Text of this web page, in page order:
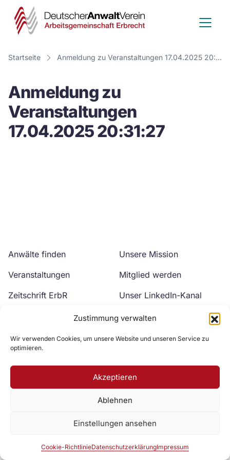
Zustimmung verwalten
Wir verwenden Cookies, um unsere Website und unseren Service zu
optimieren.
Akzeptieren
Ablehnen
Einstellungen ansehen
Cookie-RichtlinieDatenschutzerklärungImpressum
Deutscher
Anwalt
Verein
Startseite Anmeldung zu Veranstaltungen 17.04.2025 20:31:27
Anmeldung zu
Veranstaltungen
17.04.2025 20:31:27
Anwälte finden
Veranstaltungen
Zeitschrift ErbR
Unsere Mission
Mitglied werden
Unser LinkedIn-Kanal
Unser YouTube-Kanal
Zur DAV Webseite